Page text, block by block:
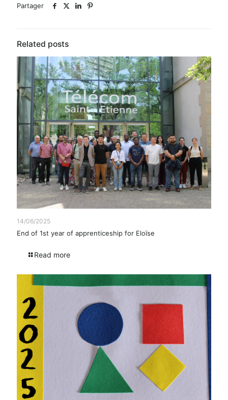
Partager
Related posts
14/06/2025
End of 1st year of apprenticeship for Eloïse
Read more